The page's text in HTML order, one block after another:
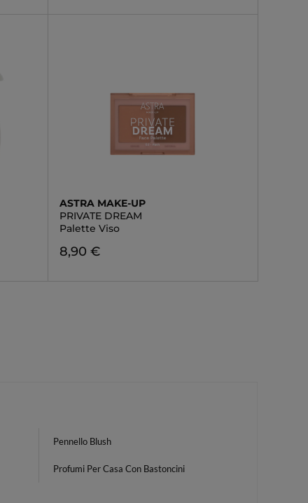
ASTRA MAKE-UP
PRIVATE DREAM
Palette Viso
8,90 €
Pennello Blush
Profumi Per Casa Con Bastoncini